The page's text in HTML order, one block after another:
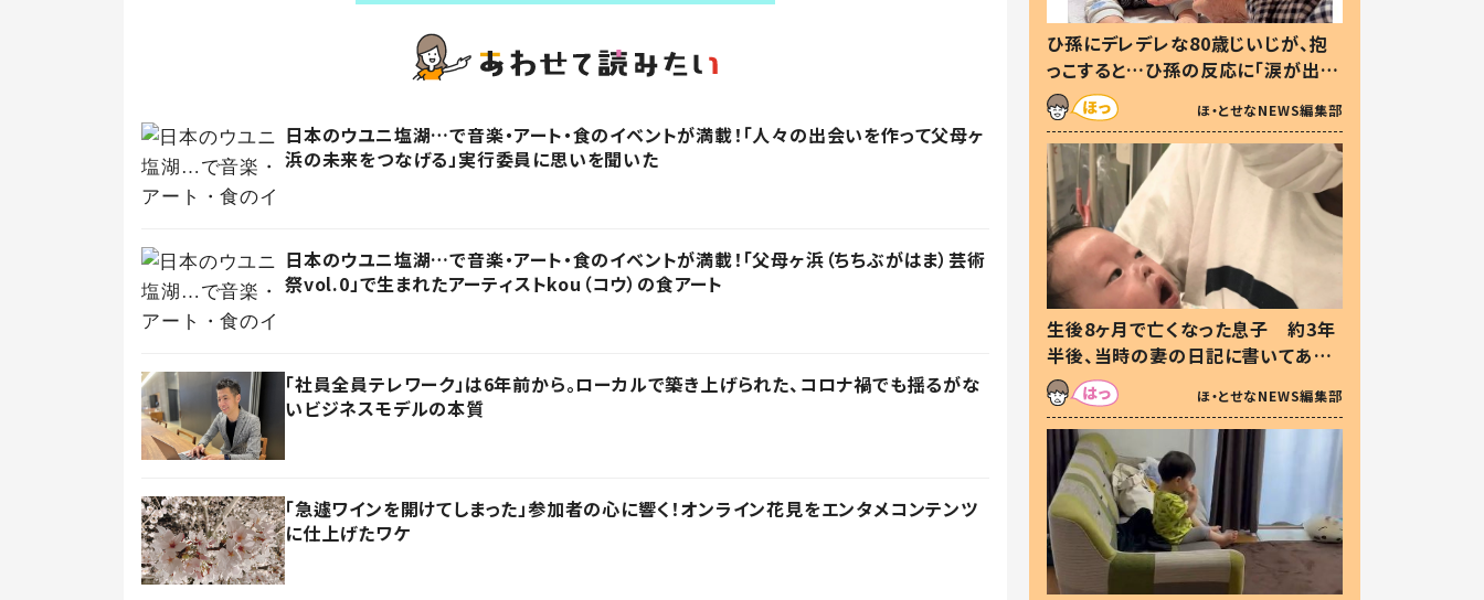
日本のウユニ塩湖…で音楽・アート・食のイベントが満載！「人々の出会いを作って父母ヶ
浜の未来をつなげる」実行委員に思いを聞いた
日本のウユニ塩湖…で音楽・アート・食のイベントが満載！「父母ヶ浜（ちちぶがはま）芸術
祭vol.0」で生まれたアーティストkou（コウ）の食アート
「社員全員テレワーク」は6年前から。ローカルで築き上げられた、コロナ禍でも揺るがな
いビジネスモデルの本質
「急遽ワインを開けてしまった」参加者の心に響く！オンライン花見をエンタメコンテンツ
に仕上げたワケ
ひ孫にデレデレな80歳じいじが、抱
っこすると…ひ孫の反応に「涙が出ま
した」「可愛くて仕方ない」
ほ・とせなNEWS編集部
生後8ヶ月で亡くなった息子 約3年
半後、当時の妻の日記に書いてあっ
た本音とは
ほ・とせなNEWS編集部